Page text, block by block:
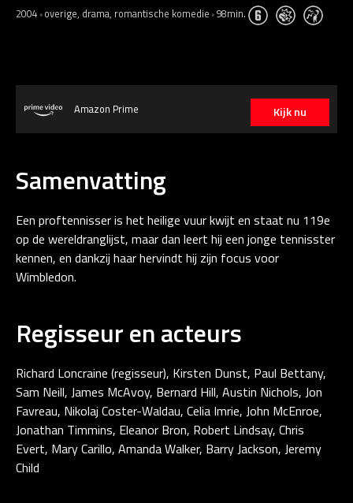
2004 overige, drama, romantische komedie 98min.
Kijk nu
Amazon Prime
Samenvatting
Een proftennisser is het heilige vuur kwijt en staat nu 119e
op de wereldranglijst, maar dan leert hij een jonge tennisster
kennen, en dankzij haar hervindt hij zijn focus voor
Wimbledon.
Regisseur en acteurs
Richard Loncraine (regisseur), Kirsten Dunst, Paul Bettany,
Sam Neill, James McAvoy, Bernard Hill, Austin Nichols, Jon
Favreau, Nikolaj Coster-Waldau, Celia Imrie, John McEnroe,
Jonathan Timmins, Eleanor Bron, Robert Lindsay, Chris
Evert, Mary Carillo, Amanda Walker, Barry Jackson, Jeremy
Child